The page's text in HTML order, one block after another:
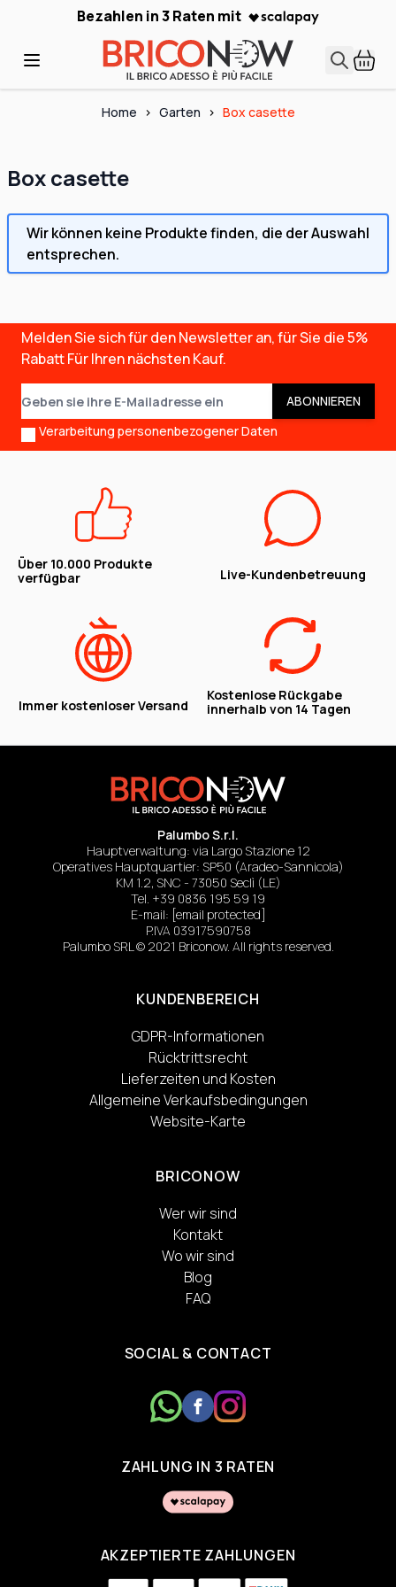
Skip to ContentBezahlen in 3 Raten mit
Home > Garten > Box casette
Box casette
Wir können keine Produkte finden, die der Auswahl
entsprechen.
Melden Sie sich für den Newsletter an, für Sie die5%
RabattFür Ihren nächsten Kauf.
E-Mail-Adresse
ABONNIEREN
Verarbeitung personenbezogener Daten
Über 10.000 Produkte
verfügbar
Live-Kundenbetreuung
Immer kostenloser Versand
Kostenlose Rückgabe
innerhalb von 14 Tagen
Palumbo S.r.l.
Hauptverwaltung: via Largo Stazione 12
Operatives Hauptquartier: SP50 (Aradeo-Sannicola)
KM 1.2, SNC - 73050 Seclì (LE)
Tel. +39 0836 195 59 19
E-mail: [email protected]
P.IVA 03917590758
Palumbo SRL © 2021 Briconow. All rights reserved.
KUNDENBEREICH
GDPR-Informationen
Rücktrittsrecht
Lieferzeiten und Kosten
Allgemeine Verkaufsbedingungen
Website-Karte
BRICONOW
Wer wir sind
Kontakt
Wo wir sind
Blog
FAQ
SOCIAL & CONTACT
ZAHLUNG IN 3 RATEN
AKZEPTIERTE ZAHLUNGEN